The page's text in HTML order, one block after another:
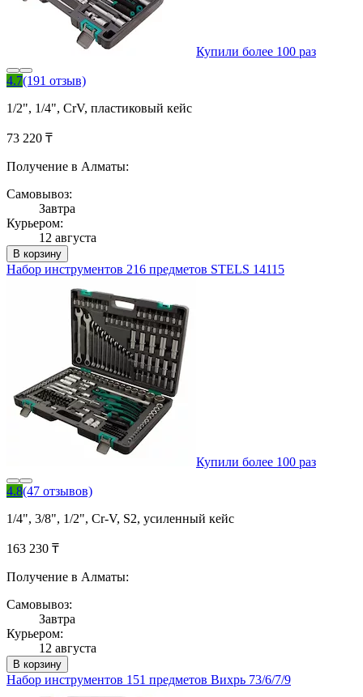
Купили более 100 раз
4.7(191 отзыв)
1/2", 1/4", CrV, пластиковый кейс
73 220 ₸
Получение в Алматы:
Самовывоз:
Завтра
Курьером:
12 августа
В корзину
Набор инструментов 216 предметов STELS 14115
Купили более 100 раз
4.8(47 отзывов)
1/4", 3/8", 1/2", Cr-V, S2, усиленный кейс
163 230 ₸
Получение в Алматы:
Самовывоз:
Завтра
Курьером:
12 августа
В корзину
Набор инструментов 151 предметов Вихрь 73/6/7/9